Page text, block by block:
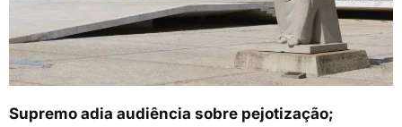
Supremo adia audiência sobre pejotização;